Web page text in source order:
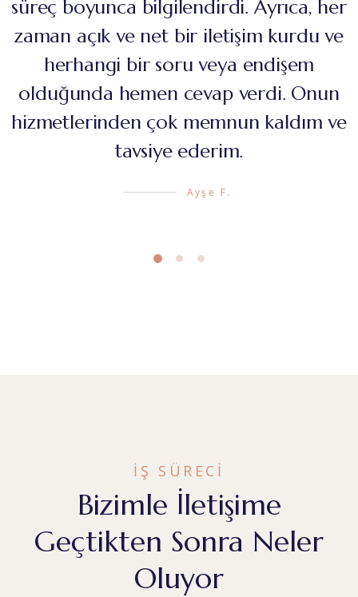
süreç boyunca bilgilendirdi. Ayrıca, her
zaman açık ve net bir iletişim kurdu ve
herhangi bir soru veya endişem
olduğunda hemen cevap verdi. Onun
hizmetlerinden çok memnun kaldım ve
tavsiye ederim.
Ayşe F.
İŞ SÜRECİ
Bizimle İletişime
Geçtikten Sonra Neler
Oluyor